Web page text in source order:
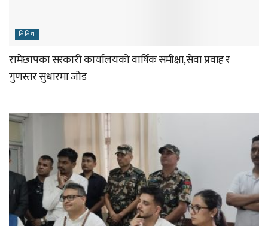
विविध
रामेछापका सरकारी कार्यालयको वार्षिक समीक्षा,सेवा प्रवाह र
गुणस्तर सुधारमा जोड